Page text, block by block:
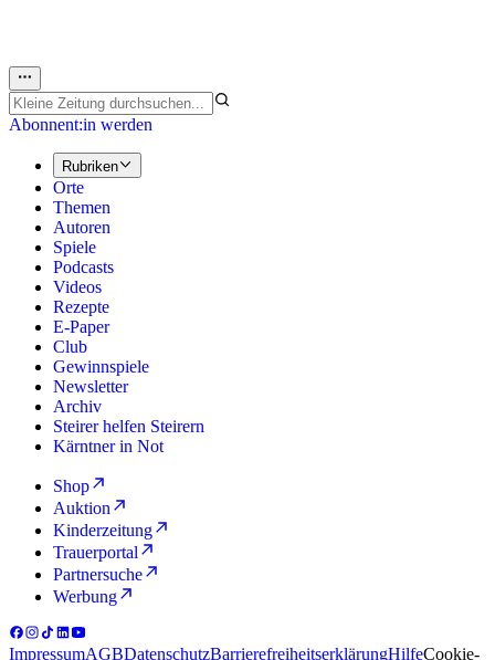
Abonnent:in werden
Rubriken
Orte
Themen
Autoren
Spiele
Podcasts
Videos
Rezepte
E-Paper
Club
Gewinnspiele
Newsletter
Archiv
Steirer helfen Steirern
Kärntner in Not
Shop
Auktion
Kinderzeitung
Trauerportal
Partnersuche
Werbung
ImpressumAGBDatenschutzBarrierefreiheitserklärungHilfeCookie-